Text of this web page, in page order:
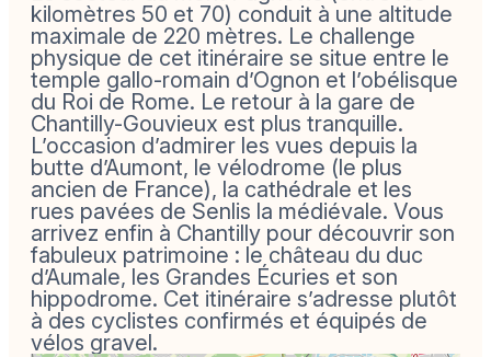
kilomètres 50 et 70) conduit à une altitude
maximale de 220 mètres. Le challenge
physique de cet itinéraire se situe entre le
temple gallo-romain d’Ognon et l’obélisque
du Roi de Rome. Le retour à la gare de
Chantilly-Gouvieux est plus tranquille.
L’occasion d’admirer les vues depuis la
butte d’Aumont, le vélodrome (le plus
ancien de France), la cathédrale et les
rues pavées de Senlis la médiévale. Vous
arrivez enfin à Chantilly pour découvrir son
fabuleux patrimoine : le château du duc
d’Aumale, les Grandes Écuries et son
hippodrome. Cet itinéraire s’adresse plutôt
à des cyclistes confirmés et équipés de
vélos gravel.